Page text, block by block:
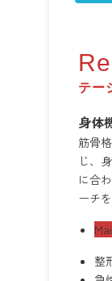
テー
身体
筋骨
じ、
に合
ーチ
整